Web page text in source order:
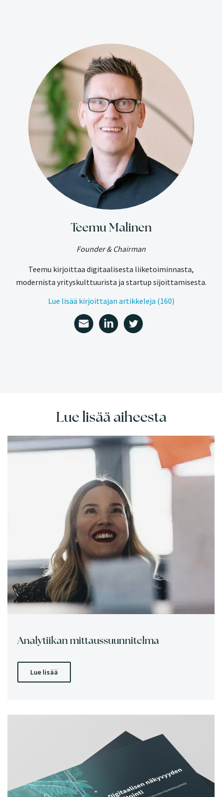
Teemu Malinen
Founder & Chairman
Teemu kirjoittaa digitaalisesta liiketoiminnasta,
modernista yrityskulttuurista ja startup sijoittamisesta.
Lue lisää kirjoittajan artikkeleja (160)
Lue lisää aiheesta
Analytiikan mittaussuunnitelma
Lue lisää